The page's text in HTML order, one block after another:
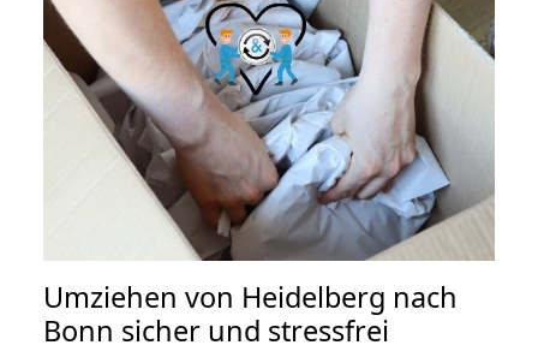
Umziehen von Heidelberg nach
Bonn sicher und stressfrei